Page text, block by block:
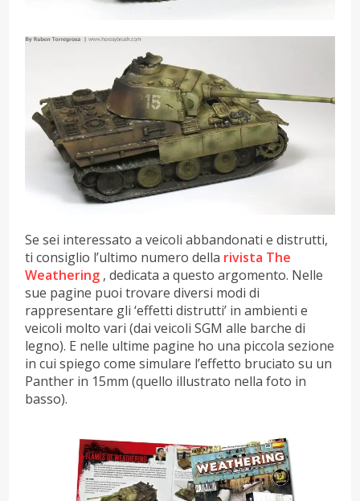
Se sei interessato a veicoli abbandonati e distrutti,
ti consiglio l’ultimo numero della rivista The
Weathering , dedicata a questo argomento. Nelle
sue pagine puoi trovare diversi modi di
rappresentare gli ‘effetti distrutti’ in ambienti e
veicoli molto vari (dai veicoli SGM alle barche di
legno). E nelle ultime pagine ho una piccola sezione
in cui spiego come simulare l’effetto bruciato su un
Panther in 15mm (quello illustrato nella foto in
basso).